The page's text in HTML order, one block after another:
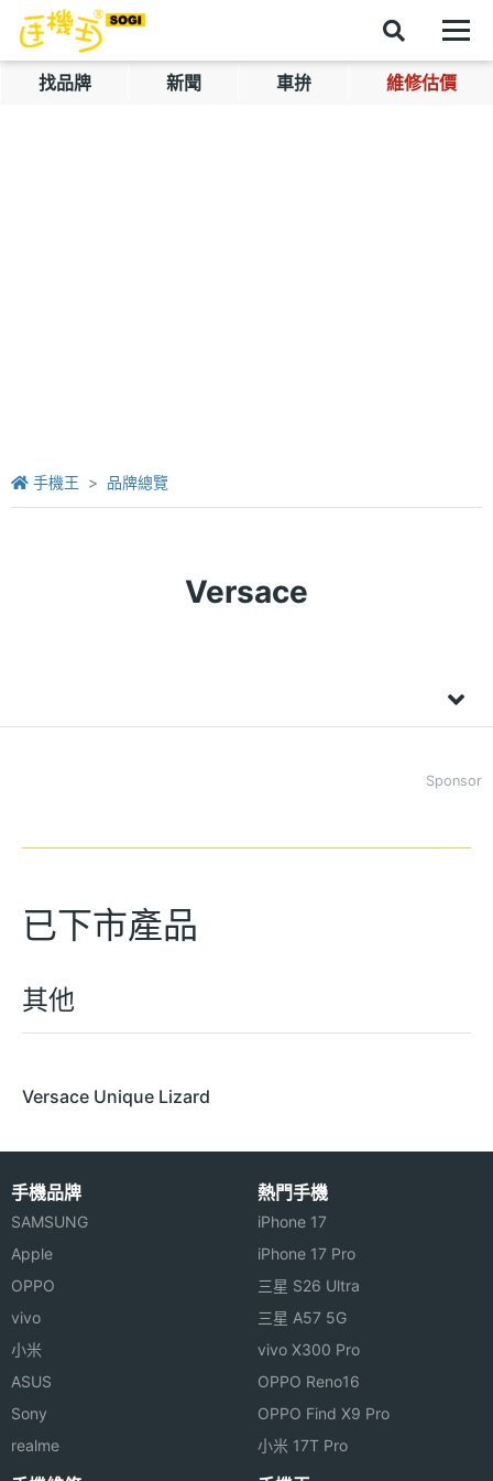
找品牌 新聞 車拚 維修估價
手機王 品牌總覽
Versace
Sponsor
已下市產品
其他
Versace Unique Lizard
手機品牌
SAMSUNG
Apple
OPPO
vivo
小米
ASUS
Sony
realme
熱門手機
iPhone 17
iPhone 17 Pro
三星 S26 Ultra
三星 A57 5G
vivo X300 Pro
OPPO Reno16
OPPO Find X9 Pro
小米 17T Pro